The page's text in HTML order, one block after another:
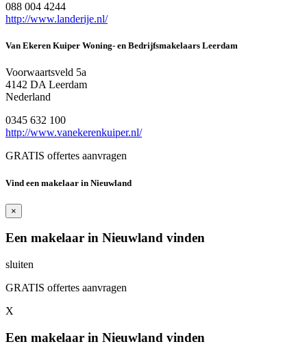
088 004 4244
http://www.landerije.nl/
Van Ekeren Kuiper Woning- en Bedrijfsmakelaars Leerdam
Voorwaartsveld 5a
4142 DA Leerdam
Nederland
0345 632 100
http://www.vanekerenkuiper.nl/
GRATIS offertes aanvragen
Vind een makelaar in Nieuwland
×
Een makelaar in Nieuwland vinden
sluiten
GRATIS offertes aanvragen
X
Een makelaar in Nieuwland vinden